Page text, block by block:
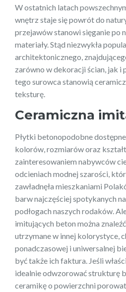
W ostatnich latach
wnętrz staje się powrót do
przejawów stanowi sięganie po
materiały. Stąd niezwykła
architektonicznego,
zarówno w dekoracji ścian, jak i
tego surowca stanowią
teksturę.
Ceramiczna
Płytki betonopodobne
kolorów, rozmiarów oraz
zainteresowaniem nabywców
odcieniach modnej szarości,
zawładnęła mieszkaniami
barw najczęściej spotykanych
podłogach naszych rodaków.
imitujących beton można
utrzymane w innej kolorystyce,
ponadczasowej i uniwersalnej
być także ich faktura. Jeśli
idealnie odwzorować strukturę
ceramikę o powierzchni